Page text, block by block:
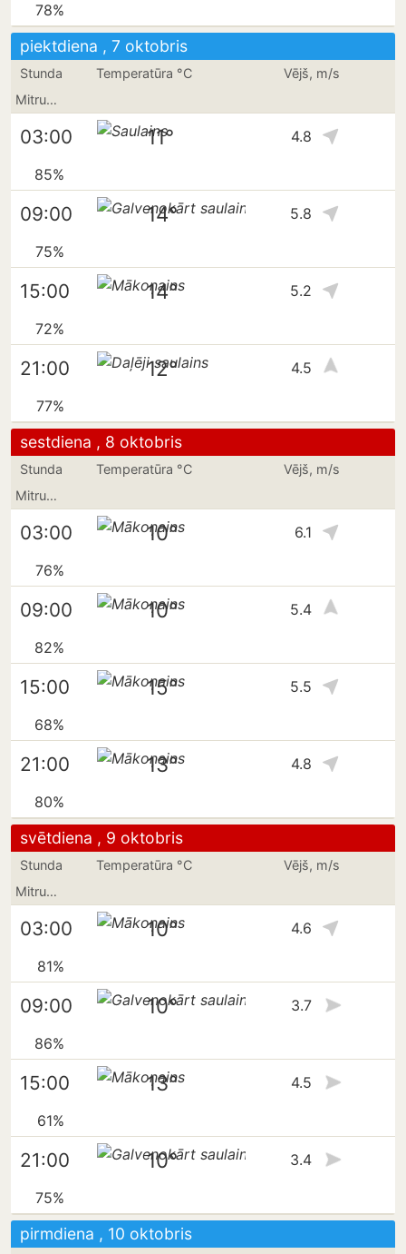
78%
piektdiena , 7 oktobris
Stunda Temperatūra °C
Vējš, m/s
Mitrums
03:00 11° 4.8
85%
09:00 14° 5.8
75%
15:00 14° 5.2
72%
21:00 12° 4.5
77%
sestdiena , 8 oktobris
Stunda Temperatūra °C
Vējš, m/s
Mitrums
03:00 10° 6.1
76%
09:00 10° 5.4
82%
15:00 15° 5.5
68%
21:00 13° 4.8
80%
svētdiena , 9 oktobris
Stunda Temperatūra °C
Vējš, m/s
Mitrums
03:00 10° 4.6
81%
09:00 10° 3.7
86%
15:00 13° 4.5
61%
21:00 10° 3.4
75%
pirmdiena , 10 oktobris